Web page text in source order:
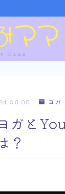
ヨガ
ガと
？